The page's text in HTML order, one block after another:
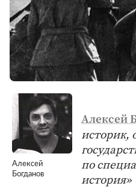
Алексей
Богданов
Алексей
историк,
по
история»